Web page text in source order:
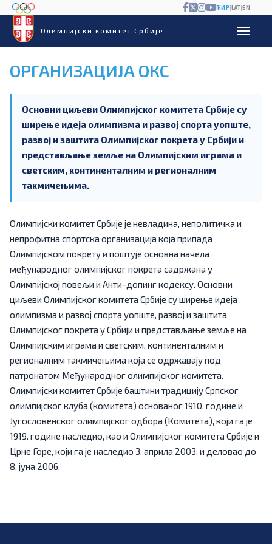
Олимпијски комитет Србије
ЋИР|LAT|EN
ОРГАНИЗАЦИЈА ОКС
Основни циљеви Олимпијског комитета Србије су
ширење идеја олимпизма и развој спорта уопште,
развој и заштита Олимпијског покрета у Србији и
представљање земље на Олимпијским играма и
светским, континенталним и регионалним
такмичењима.
Олимпијски комитет Србије је невладина, неполитичка и
непрофитна спортска организација која припада
Олимпијском покрету и поштује основна начела
међународног олимпијског покрета садржана у
Олимпијској повељи и Анти-допинг кодексу. Основни
циљеви Олимпијског комитета Србије су ширење идеја
олимпизма и развој спорта уопште, развој и заштита
Олимпијског покрета у Србији и представљање земље на
Олимпијским играма и светским, континенталним и
регионалним такмичењима која се одржавају под
патронатом Међународног олимпијског комитета.
Олимпијски комитет Србије баштини традицију Српског
олимпијског клуба (комитета) основаног 1910. године и
Југословенског олимпијског одбора (Комитета), који га је
1919. године наследио, као и Олимпијског комитета Србије и
Црне Горе, који га је наследио 3. априла 2003. и деловао до
8. јуна 2006.